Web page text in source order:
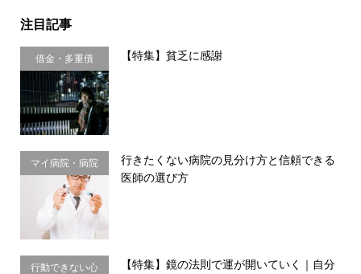
注目記事
借金・多重債
務・金銭感覚
【特集】貧乏に感謝
マイ病院・病院
選び
行きたくない病院の見分け方と信頼できる
医師の選び方
行動できない心
【特集】鏡の法則で運が開いていく｜自分